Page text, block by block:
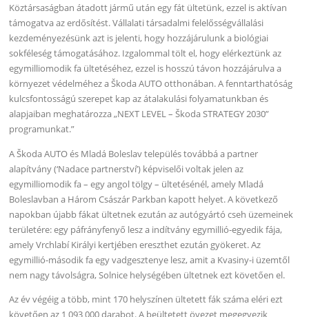
Köztársaságban átadott jármű után egy fát ültetünk, ezzel is aktívan
támogatva az erdősítést. Vállalati társadalmi felelősségvállalási
kezdeményezésünk azt is jelenti, hogy hozzájárulunk a biológiai
sokféleség támogatásához. Izgalommal tölt el, hogy elérkeztünk az
egymilliomodik fa ültetéséhez, ezzel is hosszú távon hozzájárulva a
környezet védelméhez a Škoda AUTO otthonában. A fenntarthatóság
kulcsfontosságú szerepet kap az átalakulási folyamatunkban és
alapjaiban meghatározza „NEXT LEVEL – Škoda STRATEGY 2030”
programunkat.”
A Škoda AUTO és Mladá Boleslav település továbbá a partner
alapítvány (‘Nadace partnerství’) képviselői voltak jelen az
egymilliomodik fa – egy angol tölgy – ültetésénél, amely Mladá
Boleslavban a Három Császár Parkban kapott helyet. A következő
napokban újabb fákat ültetnek ezután az autógyártó cseh üzemeinek
területére: egy páfrányfenyő lesz a indítvány egymillió-egyedik fája,
amely Vrchlabí Királyi kertjében ereszthet ezután gyökeret. Az
egymillió-második fa egy vadgesztenye lesz, amit a Kvasiny-i üzemtől
nem nagy távolságra, Solnice helységében ültetnek ezt követően el.
Az év végéig a több, mint 170 helyszínen ültetett fák száma eléri ezt
követően az 1 093 000 darabot. A beültetett övezet megegyezik